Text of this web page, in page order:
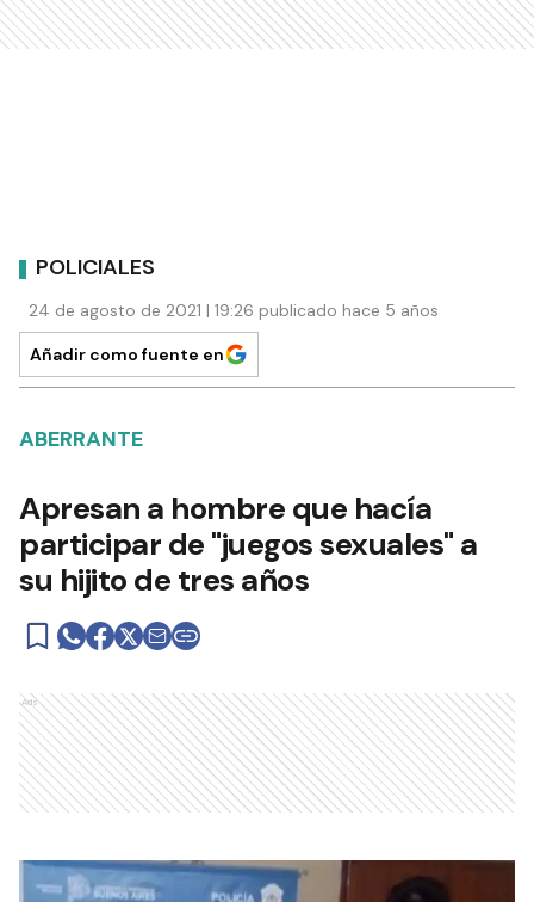
POLICIALES
24 de agosto de 2021 | 19:26 publicado hace 5 años
Añadir como fuente en
ABERRANTE
Apresan a hombre que hacía
participar de "juegos sexuales" a
su hijito de tres años
Ads